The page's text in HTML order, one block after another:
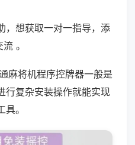
，想获取一对一指导，添
。
麻将机程序控牌器一般是
行复杂安装操作就能实现
。